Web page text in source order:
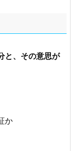
と、その意思が
か